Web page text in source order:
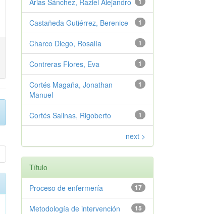
Arias Sánchez, Raziel Alejandro
1
Castañeda Gutiérrez, Berenice
1
Charco Diego, Rosalía
1
Contreras Flores, Eva
1
Cortés Magaña, Jonathan
Manuel
1
Cortés Salinas, Rigoberto
next >
Título
17
Proceso de enfermería
15
Metodología de intervención